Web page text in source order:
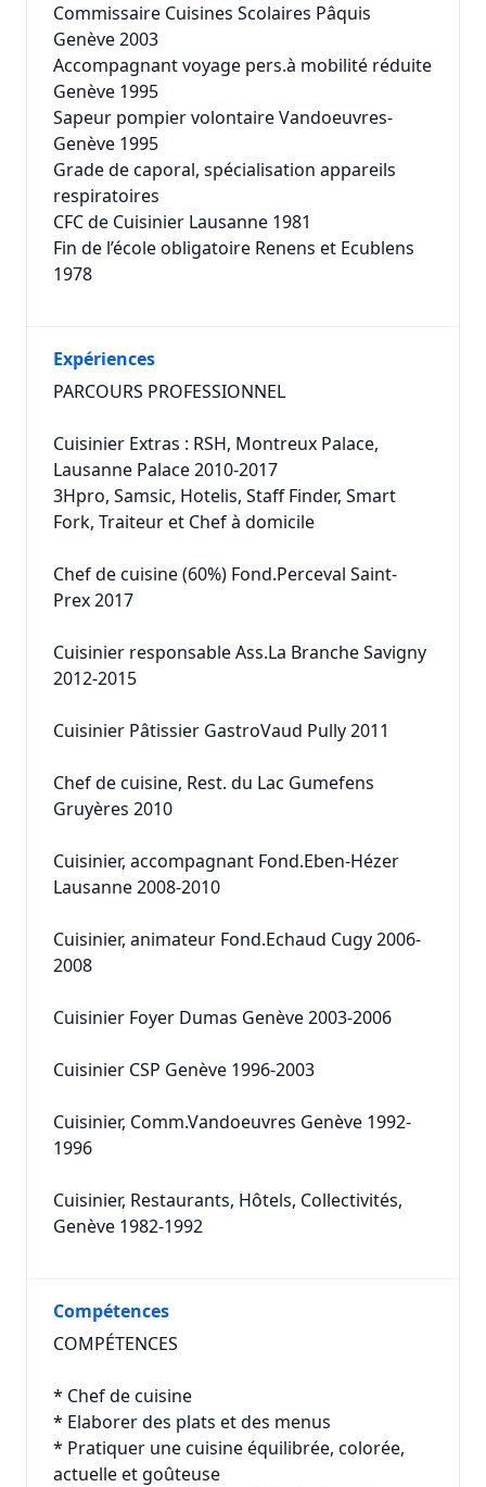
Commissaire Cuisines Scolaires Pâquis
Genève 2003
Accompagnant voyage pers.à mobilité réduite
Genève 1995
Sapeur pompier volontaire Vandoeuvres-
Genève 1995
Grade de caporal, spécialisation appareils
respiratoires
CFC de Cuisinier Lausanne 1981
Fin de l’école obligatoire Renens et Ecublens
1978
Expériences
PARCOURS PROFESSIONNEL
Cuisinier Extras : RSH, Montreux Palace,
Lausanne Palace 2010-2017
3Hpro, Samsic, Hotelis, Staff Finder, Smart
Fork, Traiteur et Chef à domicile
Chef de cuisine (60%) Fond.Perceval Saint-
Prex 2017
Cuisinier responsable Ass.La Branche Savigny
2012-2015
Cuisinier Pâtissier GastroVaud Pully 2011
Chef de cuisine, Rest. du Lac Gumefens
Gruyères 2010
Cuisinier, accompagnant Fond.Eben-Hézer
Lausanne 2008-2010
Cuisinier, animateur Fond.Echaud Cugy 2006-
2008
Cuisinier Foyer Dumas Genève 2003-2006
Cuisinier CSP Genève 1996-2003
Cuisinier, Comm.Vandoeuvres Genève 1992-
1996
Cuisinier, Restaurants, Hôtels, Collectivités,
Genève 1982-1992
Compétences
COMPÉTENCES
* Chef de cuisine
* Elaborer des plats et des menus
* Pratiquer une cuisine équilibrée, colorée,
actuelle et goûteuse